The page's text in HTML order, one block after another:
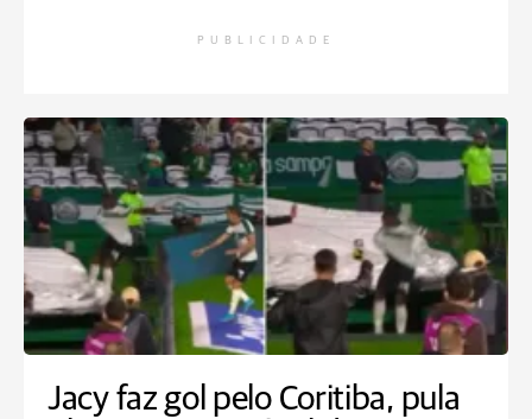
PUBLICIDADE
Jacy faz gol pelo Coritiba, pula